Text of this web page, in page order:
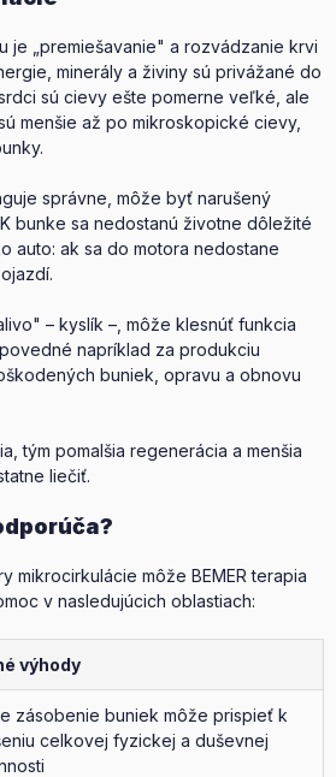
je „premiešavanie" a rozvádzanie krvi
minerály a živiny sú privážané do
sú cievy ešte pomerne veľké, ale
menšie až po mikroskopické cievy,
správne, môže byť narušený
bunke sa nedostanú životne dôležité
auto: ak sa do motora nedostane
– kyslík –, môže klesnúť funkcia
napríklad za produkciu
buniek, opravu a obnovu
tým pomalšia regenerácia a menšia
liečiť.
mikrocirkulácie môže BEMER terapia
v nasledujúcich oblastiach:
výhody
zásobenie buniek môže prispieť k
celkovej fyzickej a duševnej